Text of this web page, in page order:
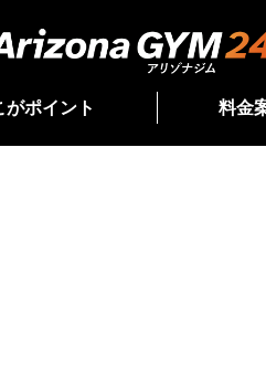
がポイント 料金